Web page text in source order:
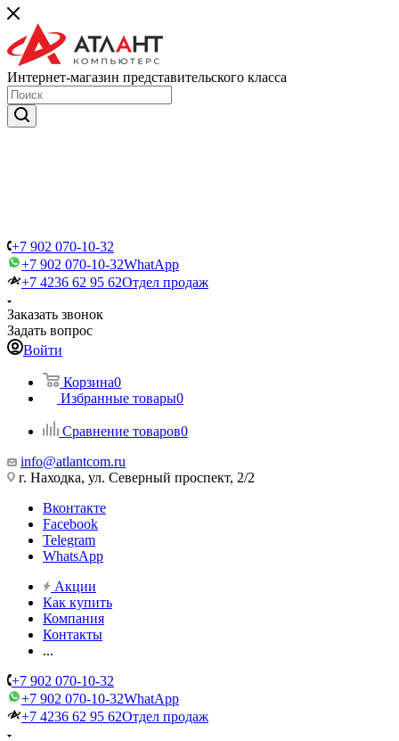
Интернет-магазин представительского класса
+7 902 070-10-32
+7 902 070-10-32WhatApp
+7 4236 62 95 62Отдел продаж
Заказать звонок
Задать вопрос
Войти
Корзина0
Избранные товары0
Сравнение товаров0
info@atlantcom.ru
г. Находка, ул. Северный проспект, 2/2
Вконтакте
Facebook
Telegram
WhatsApp
Акции
Как купить
Компания
Контакты
...
+7 902 070-10-32
+7 902 070-10-32WhatApp
+7 4236 62 95 62Отдел продаж